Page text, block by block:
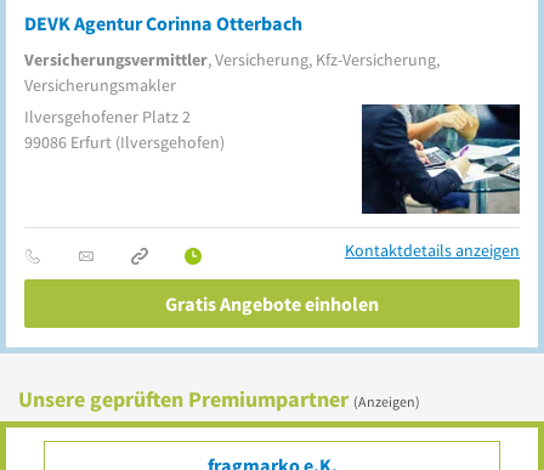
DEVK Agentur Corinna Otterbach
Versicherungsvermittler, Versicherung, Kfz-Versicherung,
Versicherungsmakler
Ilversgehofener Platz 2
99086 Erfurt (Ilversgehofen)
Kontaktdetails anzeigen
Gratis Angebote einholen
Unsere geprüften Premiumpartner (Anzeigen)
fragmarko e.K.